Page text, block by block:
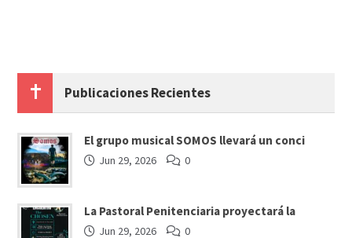
Publicaciones Recientes
El grupo musical SOMOS llevará un conci
Jun 29, 2026 0
La Pastoral Penitenciaria proyectará la
Jun 29, 2026 0